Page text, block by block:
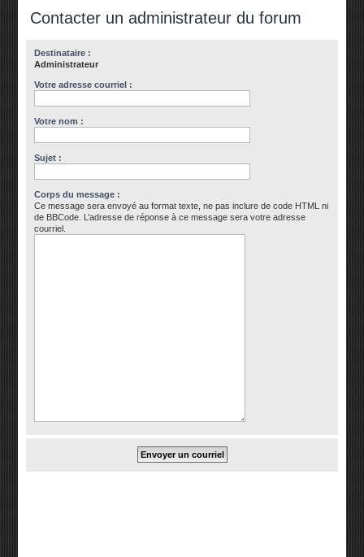
Contacter un administrateur du forum
Destinataire :
Administrateur
Votre adresse courriel :
Votre nom :
Sujet :
Corps du message :
Ce message sera envoyé au format texte, ne pas inclure de code HTML ni
de BBCode. L’adresse de réponse à ce message sera votre adresse
courriel.